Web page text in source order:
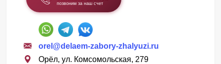
позвоним за наш счет
orel@delaem-zabory-zhalyuzi.ru
Орёл, ул. Комсомольская, 279